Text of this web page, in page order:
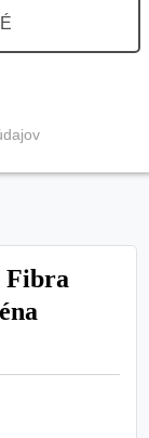
Fibra
fungovanie